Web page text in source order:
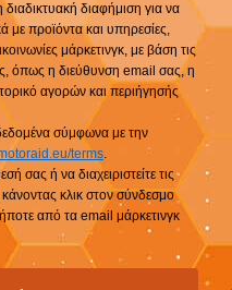
διαφήμιση για να
με προϊόντα και υπηρεσίες,
μάρκετινγκ, με βάση τις
όπως η διεύθυνση email σας, η
αγορών και περιήγησής
σύμφωνα με την
terms.
σας ή να διαχειριστείτε τις
κλικ στον σύνδεσμο
από τα email μάρκετινγκ